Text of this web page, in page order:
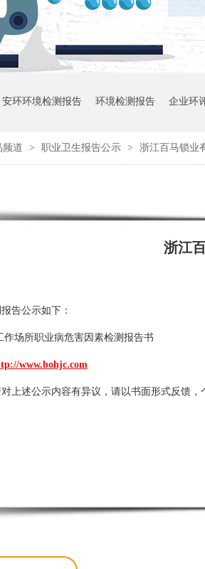
安环环境检测报告 环境检测报告 企业环
频道 > 职业卫生报告公示 > 浙江百马锁业
浙江
告公示如下：
作场所职业病危害因素检测报告书
www.bohjc.com
上述公示内容有异议，请以书面形式反馈，